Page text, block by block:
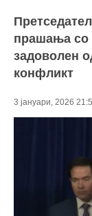
прашања со
задоволен
конфликт
3 јануари, 2026